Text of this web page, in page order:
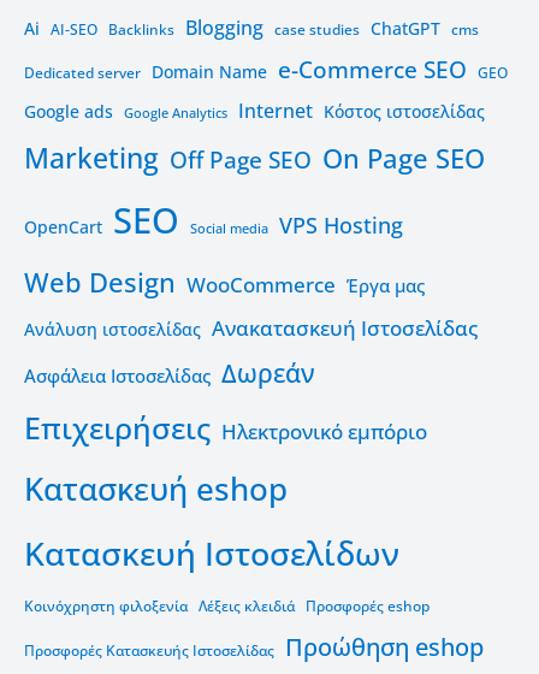
Ai AI-SEO Backlinks Blogging case studies ChatGPT cms
Dedicated server Domain Name e-Commerce SEO GEO
Google ads Google Analytics Internet Kόστος ιστοσελίδας
Marketing Off Page SEO On Page SEO
OpenCart SEO Social media VPS Hosting
Web Design WooCommerce Έργα μας
Ανάλυση ιστοσελίδας Ανακατασκευή Ιστοσελίδας
Ασφάλεια Ιστοσελίδας Δωρεάν
Επιχειρήσεις Ηλεκτρονικό εμπόριο
Κατασκευή eshop
Κατασκευή Ιστοσελίδων
Κοινόχρηστη φιλοξενία Λέξεις κλειδιά Προσφορές eshop
Προσφορές Κατασκευής Ιστοσελίδας Προώθηση eshop